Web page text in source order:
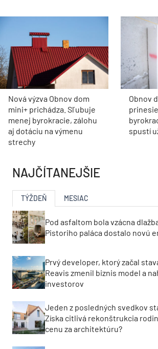
Nová výzva Obnov dom
mini+ prichádza. Sľubuje
menej byrokracie, zálohu
aj dotáciu na výmenu
strechy
Obnov
spustí
NAJČÍTANEJŠIE
TÝŽDEŇ MESIAC
Pod asfaltom bola vzácna
Pistoriho paláca dostalo novú
Prvý developer, ktorý začal
Reavis zmenil biznis model a
investorov
Jeden z posledných svedkov
Získa citlivá rekonštrukcia
cenu za architektúru?